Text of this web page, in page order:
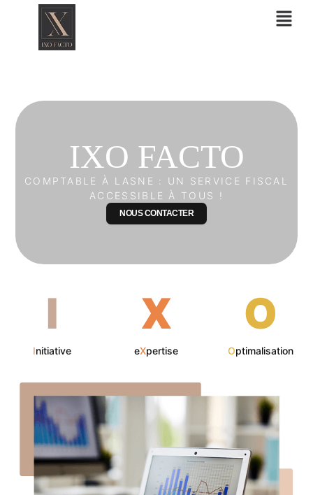
IXO FACTO
COMPTABLE À LASNE : UN SERVICE FISCAL
ACCESSIBLE À TOUS !
NOUS CONTACTER
I
Initiative
X
eXpertise
O
Optimalisation